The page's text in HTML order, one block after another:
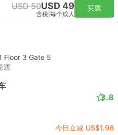
USD 50USD 49
含税 每个成人
买票
Floor 3 Gate 5
渡
3.8
今日立减 US$1.96